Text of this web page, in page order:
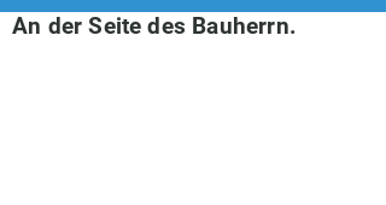
An der Seite des Bauherrn.